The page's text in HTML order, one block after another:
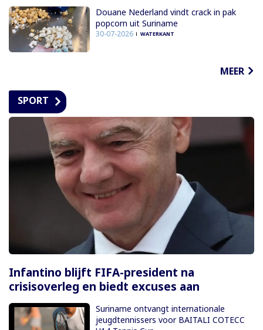
Douane Nederland vindt crack in pak
popcorn uit Suriname
30-07-2026 WATERKANT
MEER
SPORT
Infantino blijft FIFA-president na
crisisoverleg en biedt excuses aan
Suriname ontvangt internationale
jeugdtennissers voor BAITALI COTECC